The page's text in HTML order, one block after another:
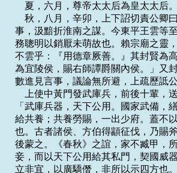
夏，六月，尊帝太太后為皇太太后
秋，八月，辛卯，上下詔切責公
事，汲黯折淮南之謀。今東平王雲等
務聰明以銷厭未萌故也。賴宗廟之靈
不雲乎：『用德章厥善。』其封賢為
為宜陵侯，賜右師譚爵關內侯。」又
數進見言事，議論無所避，上疏歷詆
上使中黃門發武庫兵，前後十輩
「武庫兵器，天下公用。國家武備，
給共養；共養勞賜，一出少府。蓋不
也。古者諸侯、方伯得顓征伐，乃賜
後蒙之。《春秋》之誼，家不臧甲，
妾，而以天下公用給其私門，契國威
立非宜，以廣驕僭，非所以示四方也